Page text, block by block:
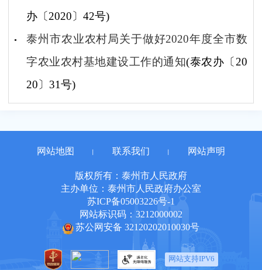
办〔2020〕42号)
泰州市农业农村局关于做好2020年度全市数
字农业农村基地建设工作的通知(泰农办〔20
20〕31号)
网站地图 联系我们 网站声明
版权所有：泰州市人民政府
主办单位：泰州市人民政府办公室
苏ICP备05003226号-1
网站标识码：3212000002
苏公网安备 32120202010030号
网站支持IPV6